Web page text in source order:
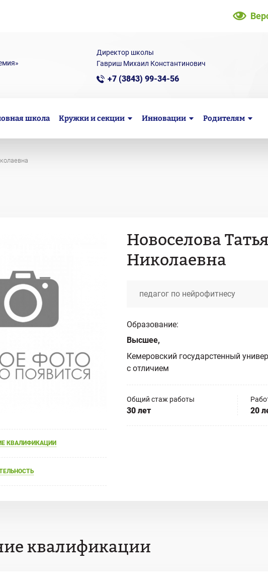
Директор школы
Гавриш Михаил Константинович
+7 (3843) 99-34-56
школа Кружки и секции Инновации Родителям
КВАЛИФИКАЦИИ
Новоселова
Николаевна
педагог по нейрофитнесу
Образование:
Высшее,
Кемеровский государстенный
с отличием
Общий стаж работы
30 лет 20
квалификации